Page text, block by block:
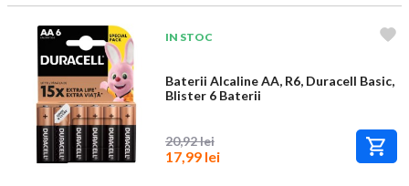
IN STOC
Baterii Alcaline AA, R6, Duracell Basic,
Blister 6 Baterii
20,92 lei
17,99 lei